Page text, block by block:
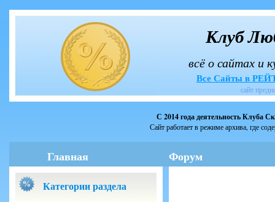
Клуб
всё о сайтах и
Все Сайты в
сайт
С 2014 года деятельность Клуба
Сайт работает в режиме архива, где
Главная Форум
Категории раздела